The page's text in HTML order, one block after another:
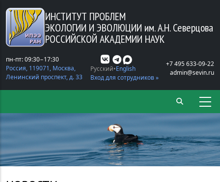
Перейти к основному содержанию
ИНСТИТУТ ПРОБЛЕМ
ЭКОЛОГИИ И ЭВОЛЮЦИИ им. А.Н. Северцова
РОССИЙСКОЙ АКАДЕМИИ НАУК
пн-пт: 09:30−17:30
Россия, 119071, Москва,
Ленинский проспект, д. 33
Русский English
Вход для сотрудников »
+7 495 633-09-22
admin@sevin.ru